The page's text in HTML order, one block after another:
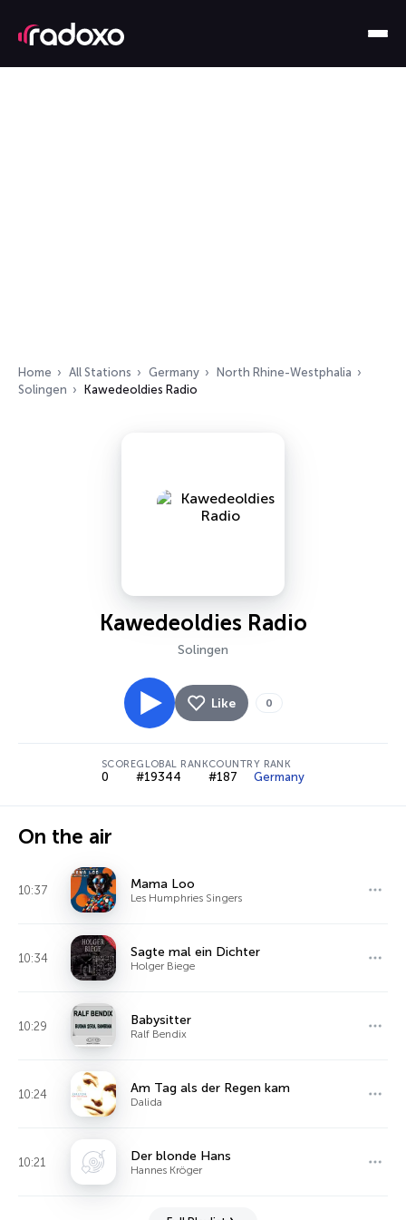
Home All Stations Germany
North Rhine-Westphalia
Solingen
Kawedeoldies Radio
Kawedeoldies Radio
Solingen
Like 0
SCORE
0
GLOBAL RANK
#19344
COUNTRY RANK
#187 Germany
On the air
10:37 Mama Loo
Les Humphries Singers
10:34 Sagte mal ein Dichter
Holger Biege
10:29 Babysitter
Ralf Bendix
10:24 Am Tag als der Regen kam
Dalida
10:21 Der blonde Hans
Hannes Kröger